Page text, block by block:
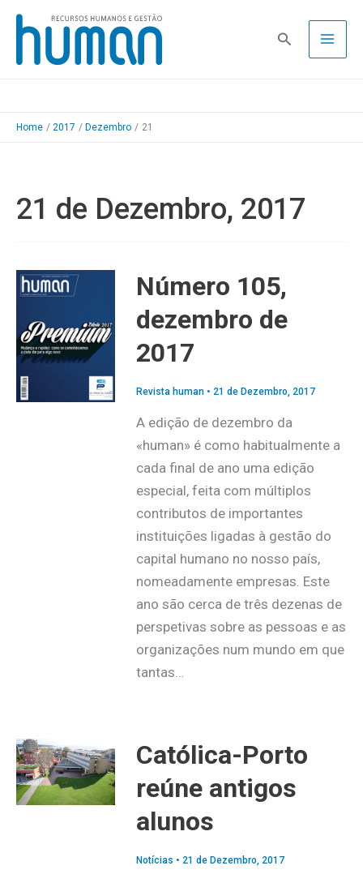
Skip
content
Pesquisa
Home 2017 Dezembro 21
21 de Dezembro, 2017
Número 105,
dezembro de
2017
Revista human• 21 de Dezembro, 2017
A edição de dezembro da
«human» é como habitualmente a
cada final de ano uma edição
especial, feita com múltiplos
contributos de importantes
instituições ligadas à gestão do
capital humano no nosso país,
nomeadamente empresas. Este
ano são cerca de três dezenas de
perspetivas sobre as pessoas e as
organizações num mundo em que
tantas…
Católica-Porto
reúne antigos
alunos
Notícias • 21 de Dezembro, 2017